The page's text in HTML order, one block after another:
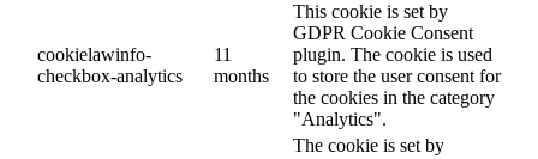
cookielawinfo-
checkbox-analytics
11
months
This cookie is set by
GDPR Cookie Consent
plugin. The cookie is used
to store the user consent for
the cookies in the category
"Analytics".
The cookie is set by